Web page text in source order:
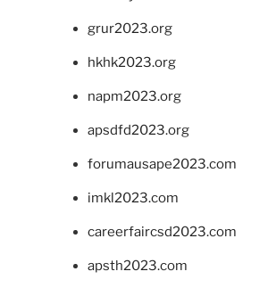
grur2023.org
hkhk2023.org
napm2023.org
apsdfd2023.org
forumausape2023.com
imkl2023.com
careerfaircsd2023.com
apsth2023.com